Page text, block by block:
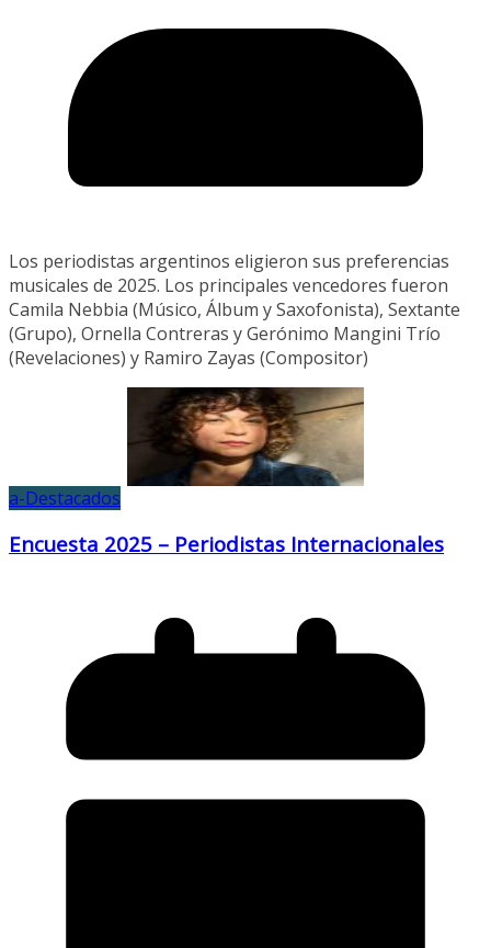
Los periodistas argentinos eligieron sus preferencias
musicales de 2025. Los principales vencedores fueron
Camila Nebbia (Músico, Álbum y Saxofonista), Sextante
(Grupo), Ornella Contreras y Gerónimo Mangini Trío
(Revelaciones) y Ramiro Zayas (Compositor)
a-Destacados
Encuesta 2025 – Periodistas Internacionales